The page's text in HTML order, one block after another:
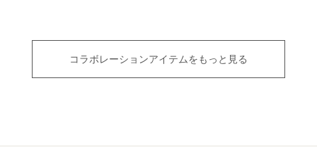
コラボレーションアイテムをもっと見る